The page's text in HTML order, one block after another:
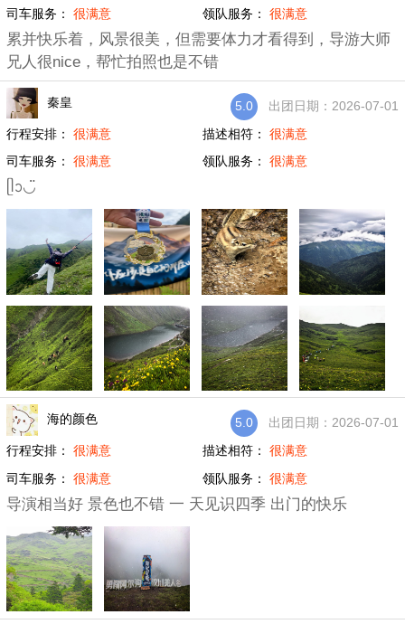
司车服务：很满意 领队服务： 很满意
累并快乐着，风景很美，但需要体力才看得到，导游大师
兄人很nice，帮忙拍照也是不错
秦皇 5.0
出团日期：2026-07-01
行程安排：很满意 描述相符： 很满意
司车服务：很满意 领队服务： 很满意
ᥫᩣ◡̈
海的颜色 5.0
出团日期：2026-07-01
行程安排：很满意 描述相符： 很满意
司车服务：很满意 领队服务： 很满意
导演相当好 景色也不错 一 天见识四季 出门的快乐